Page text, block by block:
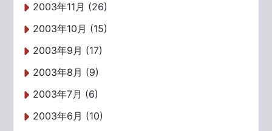
2003年11月 (26)
2003年10月 (15)
2003年9月 (17)
2003年8月 (9)
2003年7月 (6)
2003年6月 (10)